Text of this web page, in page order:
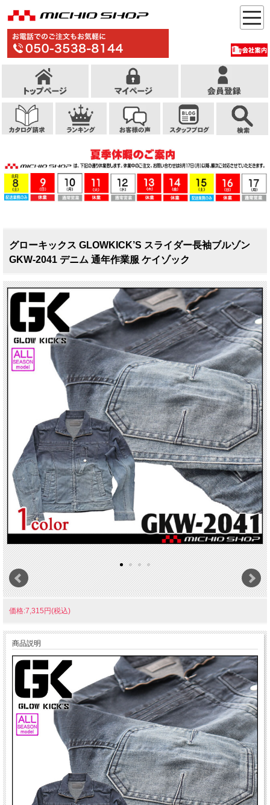
グローキックス GLOWKICK’S スライダー長袖ブルゾン
GKW-2041 デニム 通年作業服 ケイゾック
価格:7,315円(税込)
商品説明